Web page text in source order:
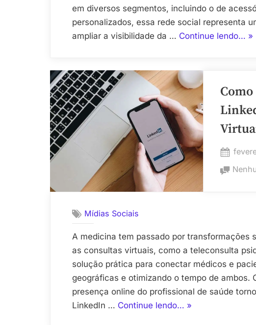
em diversos segmentos, incluindo o de
personalizados, essa rede social representa
ampliar a visibilidade da … Continue lendo…
as
»
on
Mídias Sociais
A medicina tem passado por transformações
as consultas virtuais, como a teleconsulta
solução prática para conectar médicos e
geográficas e otimizando o tempo de ambos.
presença online do profissional de saúde
LinkedIn … Continue lendo… “Como
»